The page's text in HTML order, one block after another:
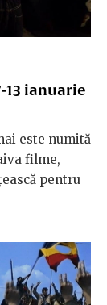
13 ianuarie
este numită
filme,
pentru